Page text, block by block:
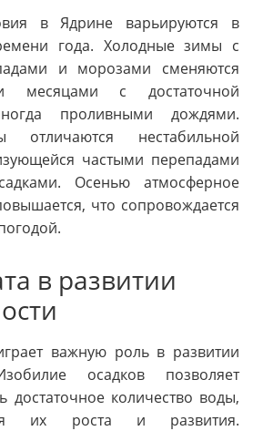
в Ядрине варьируются в
года. Холодные зимы с
и морозами сменяются
месяцами с достаточной
проливными дождями.
отличаются нестабильной
частыми перепадами
Осенью атмосферное
что сопровождается
в развитии
важную роль в развитии
осадков позволяет
достаточное количество воды,
их роста и развития.